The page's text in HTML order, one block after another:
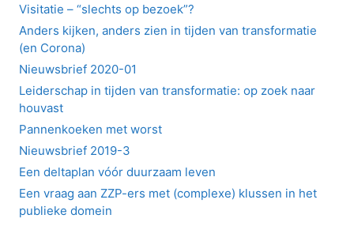
Visitatie – “slechts op bezoek”?
Anders kijken, anders zien in tijden van transformatie
(en Corona)
Nieuwsbrief 2020-01
Leiderschap in tijden van transformatie: op zoek naar
houvast
Pannenkoeken met worst
Nieuwsbrief 2019-3
Een deltaplan vóór duurzaam leven
Een vraag aan ZZP-ers met (complexe) klussen in het
publieke domein